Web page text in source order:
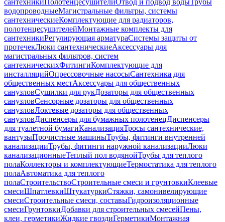
сантехникиПолотенцесушителиОтвод и подвод водыТрубы
водопроводныеМагистральные фильтры, системы
сантехническиеКомплектующие для радиаторов,
полотенцесушителейМонтажные комплекты для
сантехникиРегулирующая арматураСистемы защиты от
протечекЛюки сантехническиеАксессуары для
магистральных фильтров, систем
сантехническихФитингиКомплектующие для
инсталляцийОпрессовочные насосыСантехника для
общественных местАксессуары для общественных
санузловСушилки для рукДозаторы для общественных
санузловСенсорные дозаторы для общественных
санузловЛоктевые дозаторы для общественных
санузловДиспенсеры для бумажных полотенецДиспенсеры
для туалетной бумагиКанализацияТросы сантехнические,
вантузыПрочистные машиныТрубы, фитинги внутренней
канализацииТрубы, фитинги наружной канализацииЛюки
канализационныеТеплый пол водянойТрубы для теплого
полаКоллекторы и комплектующиеТермостатика для теплого
полаАвтоматика для теплого
полаСтроительствоСтроительные смеси и грунтовкиКлеевые
смесиШпатлевкиШтукатуркиСтяжки, самонивелирующие
смесиСтроительные смеси, составыГидроизоляционные
смесиГрунтовкиДобавки для строительных смесейПены,
клеи, герметикиЖидкие гвоздиГерметикиМонтажная